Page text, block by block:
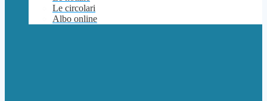
Le circolari
Albo online